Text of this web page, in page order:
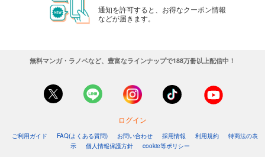
通知を許可すると、お得なクーポン情報
などが届きます。
無料マンガ・ラノベなど、豊富なラインナップで188万冊以上配信中！
ログイン
ご利用ガイド FAQ(よくある質問) お問い合わせ 採用情報 利用規約
特商法の表
示
個人情報保護方針
cookie等ポリシー